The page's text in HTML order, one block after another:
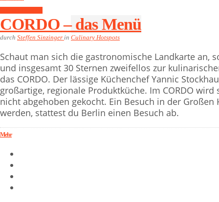
CORDO – das Menü
durch Steffen Sinzinger in Culinary Hotspots
Schaut man sich die gastronomische Landkarte an,
und insgesamt 30 Sternen zweifellos zur
das CORDO. Der lässige Küchenchef Yannic
großartige, regionale Produktküche. Im CORDO
nicht abgehoben gekocht. Ein Besuch in der
werden, stattest du Berlin einen Besuch ab.
Mehr